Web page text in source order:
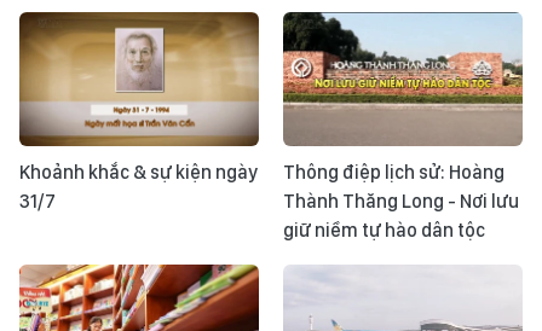
Khoảnh khắc & sự kiện ngày
31/7
Thông điệp lịch sử: Hoàng
Thành Thăng Long - Nơi lưu
giữ niềm tự hào dân tộc